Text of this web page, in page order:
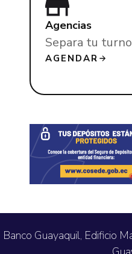
Agencias
Separa tu
AGENDAR
Banco Guayaquil, Edificio